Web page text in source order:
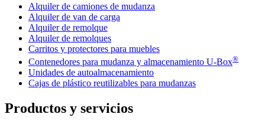
Alquiler de camiones de mudanza
Alquiler de van de carga
Alquiler de remolque
Alquiler de remolques
Carritos y protectores para muebles
Contenedores para mudanza y almacenamiento U-Box®
Unidades de autoalmacenamiento
Cajas de plástico reutilizables para mudanzas
Productos y servicios